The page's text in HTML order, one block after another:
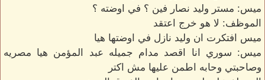
ميس: مستر وليد نصار فين ؟ في اوضته ؟
الموظف: لا هو خرج اعتقد
ميس افتكرت ان وليد نازل في اوضتها هيا
ميس: سوري انا اقصد مدام جميله عبد المؤمن هيا مصريه
وصاحبتي وحابه اطمن عليها مش اكتر